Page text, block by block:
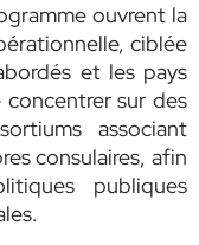
ouvrent la
ciblée
et les pays
sur des
associant
consulaires, afin
publiques